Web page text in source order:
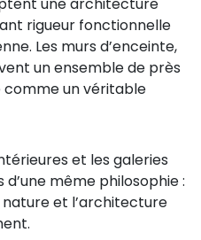
rigueur fonctionnelle
Les murs d’enceinte,
un ensemble de près
un véritable
et les galeries
même philosophie :
nature et l’architecture